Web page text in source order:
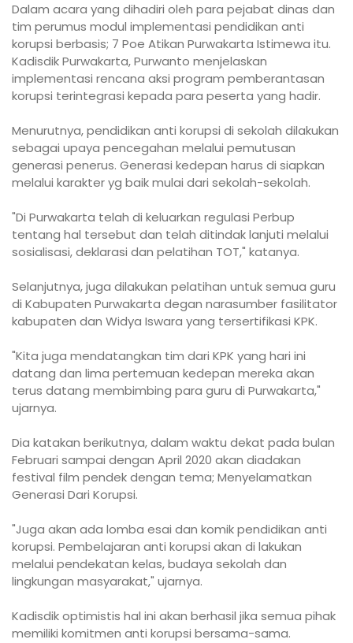
Dalam acara yang dihadiri oleh para pejabat dinas dan
tim perumus modul implementasi pendidikan anti
korupsi berbasis; 7 Poe Atikan Purwakarta Istimewa itu.
Kadisdik Purwakarta, Purwanto menjelaskan
implementasi rencana aksi program pemberantasan
korupsi terintegrasi kepada para peserta yang hadir.
Menurutnya, pendidikan anti korupsi di sekolah dilakukan
sebagai upaya pencegahan melalui pemutusan
generasi penerus. Generasi kedepan harus di siapkan
melalui karakter yg baik mulai dari sekolah-sekolah.
"Di Purwakarta telah di keluarkan regulasi Perbup
tentang hal tersebut dan telah ditindak lanjuti melalui
sosialisasi, deklarasi dan pelatihan TOT," katanya.
Selanjutnya, juga dilakukan pelatihan untuk semua guru
di Kabupaten Purwakarta degan narasumber fasilitator
kabupaten dan Widya Iswara yang tersertifikasi KPK.
"Kita juga mendatangkan tim dari KPK yang hari ini
datang dan lima pertemuan kedepan mereka akan
terus datang membimbing para guru di Purwakarta,"
ujarnya.
Dia katakan berikutnya, dalam waktu dekat pada bulan
Februari sampai dengan April 2020 akan diadakan
festival film pendek dengan tema; Menyelamatkan
Generasi Dari Korupsi.
"Juga akan ada lomba esai dan komik pendidikan anti
korupsi. Pembelajaran anti korupsi akan di lakukan
melalui pendekatan kelas, budaya sekolah dan
lingkungan masyarakat," ujarnya.
Kadisdik optimistis hal ini akan berhasil jika semua pihak
memiliki komitmen anti korupsi bersama-sama.